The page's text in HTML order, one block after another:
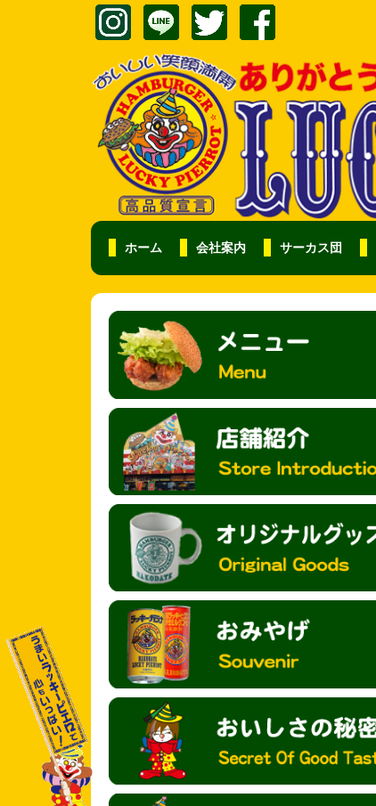
ホーム 会社案内 サーカス団